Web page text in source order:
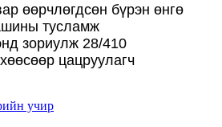
өөрчлөгдсөн бүрэн өнгө
тусламж
зориулж 28/410
цацруулагч
учир